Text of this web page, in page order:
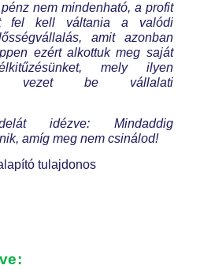
nem mindenható, a profit
fel kell váltania a valódi
amit azonban
ezért alkottuk meg saját
mely ilyen
vezet be vállalati
idézve: Mindaddig
amíg meg nem csinálod!
tulajdonos